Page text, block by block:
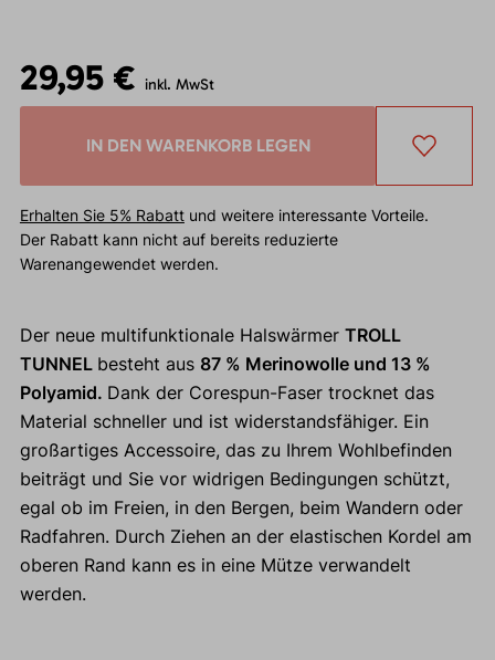
29,95 € inkl. MwSt
IN DEN WARENKORB LEGEN
Erhalten Sie 5% Rabattund weitere interessante Vorteile.
Der Rabatt kann nicht auf bereits reduzierte
Warenangewendet werden.
Der neue multifunktionale Halswärmer TROLL
TUNNEL besteht aus 87 % Merinowolle und 13 %
Polyamid. Dank der Corespun-Faser trocknet das
Material schneller und ist widerstandsfähiger. Ein
großartiges Accessoire, das zu Ihrem Wohlbefinden
beiträgt und Sie vor widrigen Bedingungen schützt,
egal ob im Freien, in den Bergen, beim Wandern oder
Radfahren. Durch Ziehen an der elastischen Kordel am
oberen Rand kann es in eine Mütze verwandelt
werden.